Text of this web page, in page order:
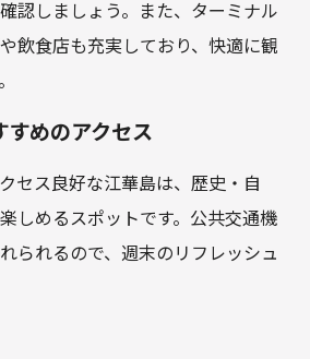
認しましょう。また、ターミナル
飲食店も充実しており、快適に観
めのアクセス
セス良好な江華島は、歴史・自
しめるスポットです。公共交通機
られるので、週末のリフレッシュ